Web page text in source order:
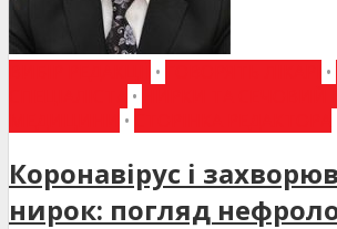
• •
•
•
Коронавірус і
нирок: погляд